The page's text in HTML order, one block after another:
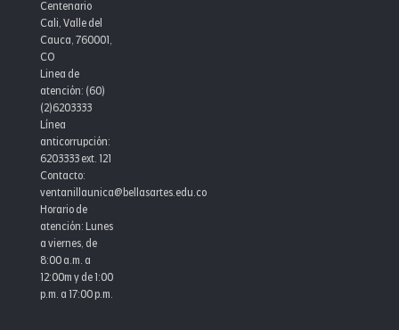
Centenario
Cali, Valle del
Cauca, 760001,
CO
Linea de
atención: (60)
(2)6203333
Línea
anticorrupción:
6203333 ext. 121
Contacto:
ventanillaunica@bellasartes.edu.co
Horario de
atención: Lunes
a viernes, de
8:00 a.m. a
12:00m y de 1:00
p.m. a 17:00 p.m.